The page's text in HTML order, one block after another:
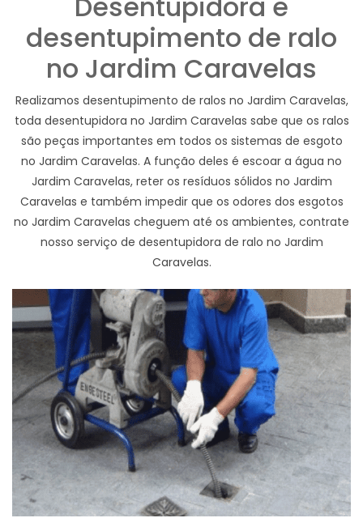
desentupimento de ralo
no Jardim Caravelas
Realizamos desentupimento de ralos no Jardim Caravelas,
toda desentupidora no Jardim Caravelas sabe que os ralos
são peças importantes em todos os sistemas de esgoto
no Jardim Caravelas. A função deles é escoar a água no
Jardim Caravelas, reter os resíduos sólidos no Jardim
Caravelas e também impedir que os odores dos esgotos
no Jardim Caravelas cheguem até os ambientes, contrate
nosso serviço de desentupidora de ralo no Jardim
Caravelas.